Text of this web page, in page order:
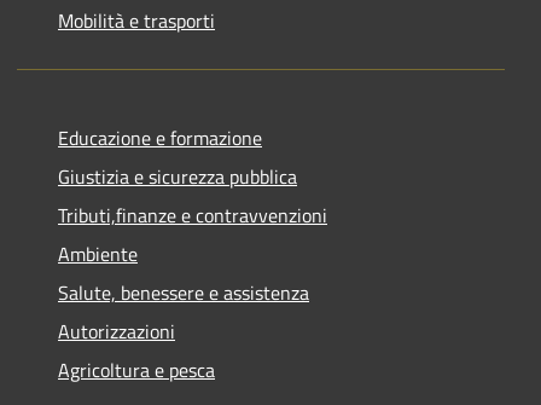
Mobilità e trasporti
Educazione e formazione
Giustizia e sicurezza pubblica
Tributi,finanze e contravvenzioni
Ambiente
Salute, benessere e assistenza
Autorizzazioni
Agricoltura e pesca